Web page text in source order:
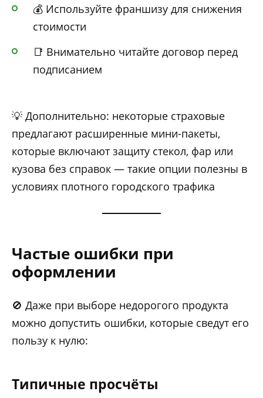
💰 Используйте франшизу для снижения
стоимости
📑 Внимательно читайте договор перед
подписанием
💡 Дополнительно: некоторые страховые
предлагают расширенные мини-пакеты,
которые включают защиту стекол, фар или
кузова без справок — такие опции полезны в
условиях плотного городского трафика
Частые ошибки при
оформлении
🚫 Даже при выборе недорогого продукта
можно допустить ошибки, которые сведут его
пользу к нулю:
Типичные просчёты